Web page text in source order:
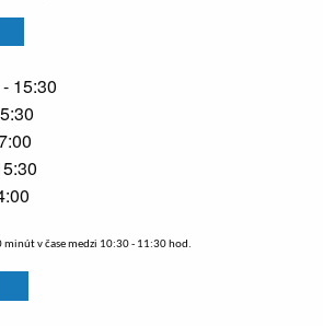
15:30
minút v čase medzi 10:30 - 11:30 hod.